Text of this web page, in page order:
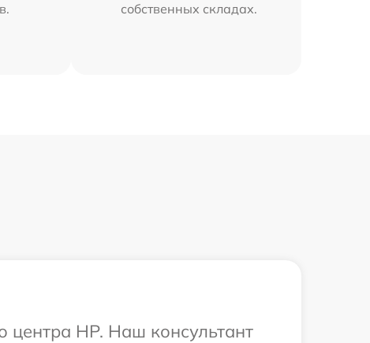
собственных складах.
центра HP. Наш консультант